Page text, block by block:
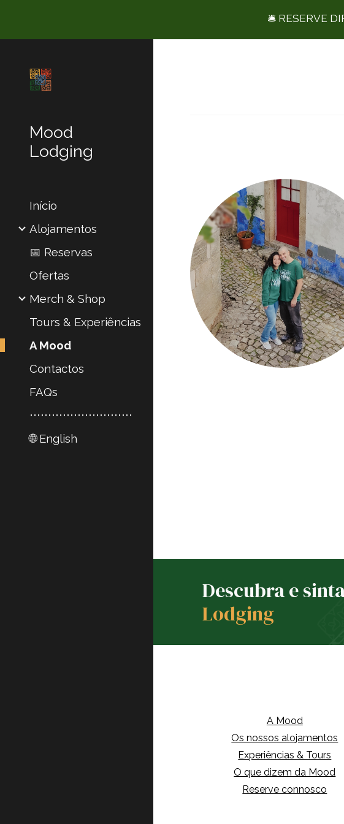
Skip to main
🛎️ RESERVE
Mood
Lodging
Início
Alojamentos
📅 Reservas
Ofertas
Merch & Shop
Tours & Experiências
A Mood
Contactos
FAQs
⋅⋅⋅⋅⋅⋅⋅⋅⋅⋅⋅⋅⋅⋅⋅⋅⋅⋅⋅⋅⋅⋅⋅⋅⋅⋅⋅⋅
🌐 English
Descubra e
Lodging
A Mood
Os nossos alojamentos
Experiências & Tours
O que dizem da Mood
Reserve connosco